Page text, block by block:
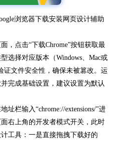
浏览器下载安装网页设计辅助
，点击“下载Chrome”按钮获取最
选择对应版本（Windows、Mac或
证文件安全性，确保未被篡改。运
完成基础设置，建议设置为默认
址栏输入“chrome://extensions/”进
右上角的开发者模式开关，此时
工具：一是直接拖拽下载好的